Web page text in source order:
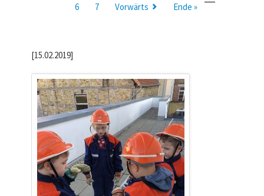
6
7 Vorwärts Ende »
[15.02.2019]